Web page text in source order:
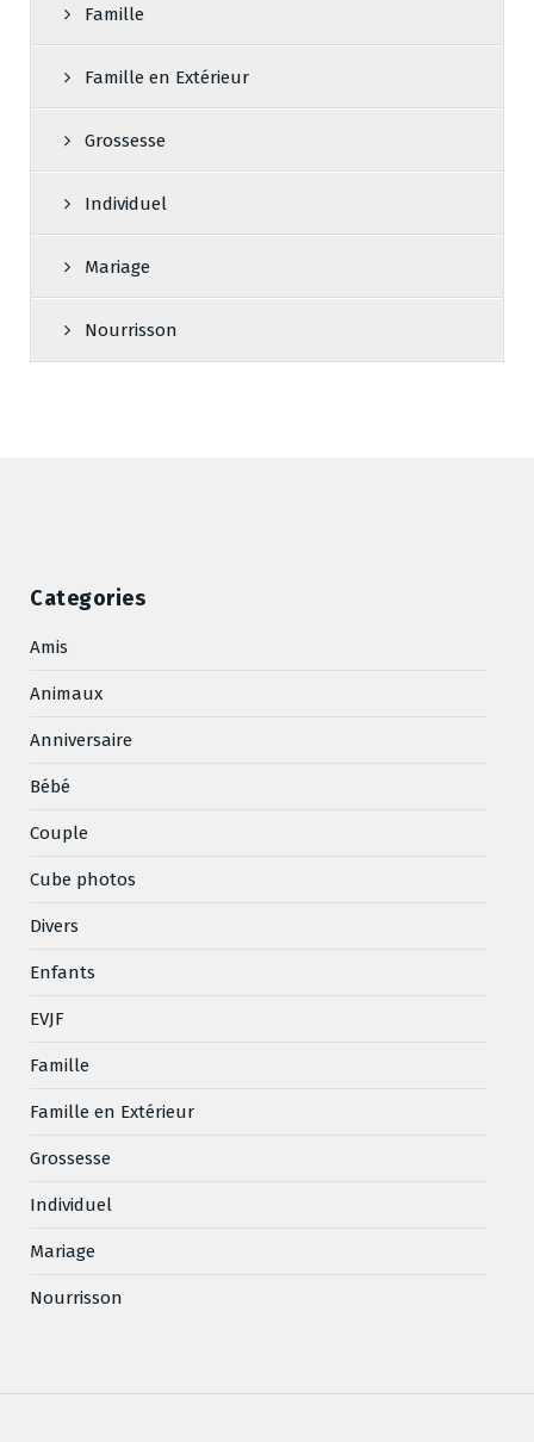
Famille
Famille en Extérieur
Grossesse
Individuel
Mariage
Nourrisson
Categories
Amis
Animaux
Anniversaire
Bébé
Couple
Cube photos
Divers
Enfants
EVJF
Famille
Famille en Extérieur
Grossesse
Individuel
Mariage
Nourrisson